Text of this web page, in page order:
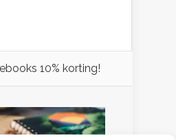
10% korting!